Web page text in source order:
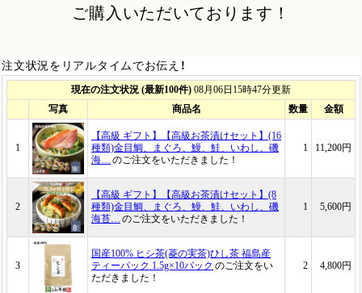
ご購入いただいております！
注文状況をリアルタイムでお伝え！